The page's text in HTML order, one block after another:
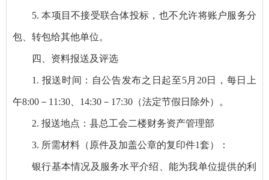
5. 本项目不接受联合体投标，也不允许将账户服务分
包、转包给其他单位。
四、资料报送及评选
1. 报送时间：自公告发布之日起至5月20日，每日上
午8:00－11:30、14:30－17:30（法定节假日除外）。
2. 报送地点：县总工会二楼财务资产管理部
3. 所需材料（原件及加盖公章的复印件1套）：
银行基本情况及服务水平介绍、能为我单位提供的利